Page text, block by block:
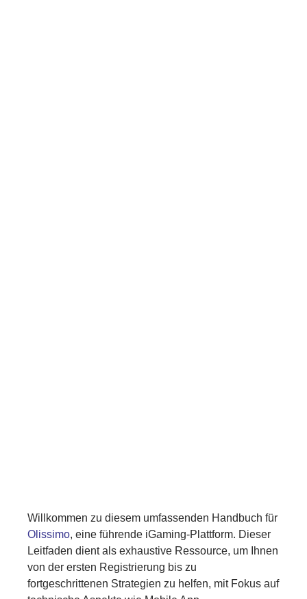
Willkommen zu diesem umfassenden Handbuch für
Olissimo, eine führende iGaming-Plattform. Dieser
Leitfaden dient als exhaustive Ressource, um Ihnen
von der ersten Registrierung bis zu
fortgeschrittenen Strategien zu helfen, mit Fokus auf